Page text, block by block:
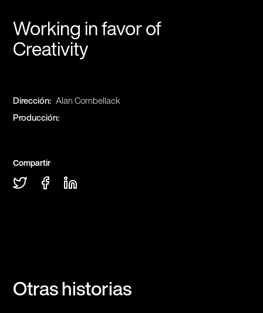
Working in favor of
Creativity
Dirección: Alan Combellack
Producción:
Compartir
Otras historias